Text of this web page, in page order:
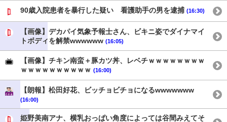
90歳入院患者を暴行した疑い 看護助手の男を逮捕 (16:30)
【画像】デカパイ気象予報士さん、ビキニ姿でダイナマイ
トボディを解禁wwwwww (16:05)
【画像】チキン南蛮＋豚カツ丼、レベチｗｗｗｗｗｗｗｗ
ｗｗｗｗｗｗｗｗｗｗ (16:00)
【朗報】松田好花、ビッチョビチョになるwwwwwww
(16:00)
姫野美南アナ、横乳おっぱい角度によっては谷間みえてそ